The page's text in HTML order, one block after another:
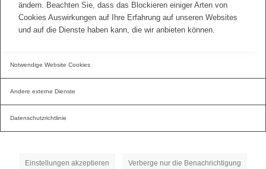
ändern. Beachten Sie, dass das Blockieren einiger Arten von
Cookies Auswirkungen auf Ihre Erfahrung auf unseren Websites
und auf die Dienste haben kann, die wir anbieten können.
Notwendige Website Cookies
Andere externe Dienste
Datenschutzrichtlinie
Einstellungen akzeptieren Verberge nur die Benachrichtigung